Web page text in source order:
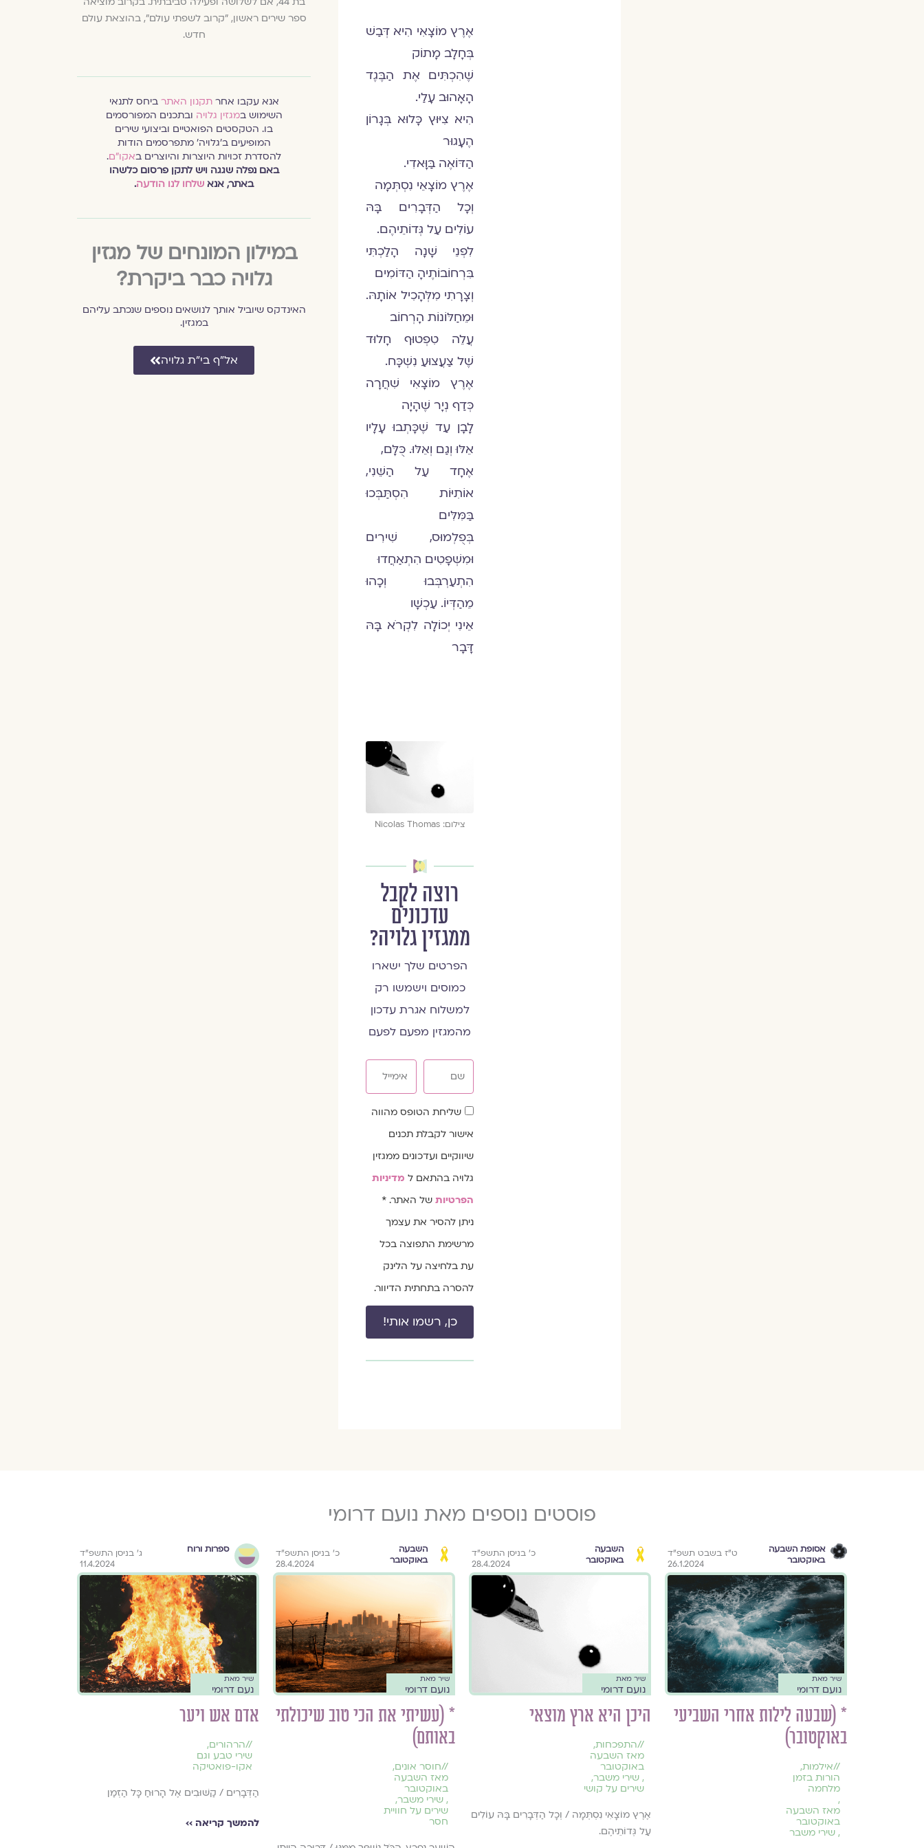
אֶרֶץ מוֹצָאִי הִיא דְּבַשׁ
בְּחָלָב מָתוֹק
שֶׁהִכְתִּים אֶת הַבֶּגֶד
הָאָהוּב עָלַי.
הִיא צִיּוּץ כָּלוּא בְּגָרוֹן
הֶעָגוּר
הַדּוֹאֶה בַּוָּאדִי.
אֶרֶץ מוֹצָאֵי נִסְתְּמָה
וְכָל הַדְּבָרִים בָּהּ
עוֹלִים עַל גְּדוֹתֵיהֶם.
לִפְנֵי שָׁנָה הָלַכְתִּי
בִּרְחוֹבוֹתֶיהָ הַדּוֹמִים
וְצָרָתִי מִלְּהָכִיל אוֹתָהּ.
וּמֵחַלּוֹנוֹת הָרְחוֹב
עֲלֵה טִפְטוּף חָלוּד
שֶׁל צַעֲצוּעַ נִשְׁכָּח.
אֶרֶץ מוֹצָאִי שִׁחֲרָה
כְּדַף נְיָר שֶׁהָיָה
לָבָן עַד שֶׁכָּתְבוּ עָלָיו
אֵלּוּ וְגַם וְאֵלּוּ. כֻּלָּם,
אֶחָד עַל הַשֵּׁנִי,
אוֹתִיּוֹת הִסְתַּבְּכוּ
בַּמִּלִּים
בְּפֻלְמוּס, שִׁירִים
וּמִשְּׁפָטִים הִתְאַחֲדוּ
הִתְעַרְבְּבוּ וְכָהוּ
מֵהַדְּיוֹ. עַכְשָׁו
אֵינִי יְכוֹלָה לִקְרֹא בָּהּ
דָּבָר
צילום: Nicolas Thomas
רוצה לקבל
עדכונים
ממגזין גלויה?
הפרטים שלך ישארו
כמוסים וישמשו רק
למשלוח אגרת עדכון
מהמגזין מפעם לפעם
שדהשליחת הטופס מהווה
אישור לקבלת תכנים
שיווקיים ועדכונים ממגזין
גלויה בהתאם למדיניות
הפרטיותשל האתר. *
ניתן להסיר את עצמך
מרשימת התפוצה בכל
עת בלחיצה על הלינק
להסרה בתחתית הדיוור.
כן, רשמו אותי!
ספר שירים ראשון, "קרוב לשפתי עולם", בהוצאת עולם
חדש.
אנא עקבו אחרתקנון האתר ביחס לתנאי
השימוש במגזין גלויה ובתכנים המפורסמים
בו. הטקסטים הפואטיים וביצועי שירים
המופיעים ב׳גלויה׳ מתפרסמים הודות
להסדרת זכויות היוצרות והיוצרים באקו״ם.
באם נפלה שגגה ויש לתקן פרסום כלשהו
באתר, אנא שלחו לנו הודעה.
במילון המונחים של מגזין
גלויה כבר ביקרת?
האינדקס שיוביל אותך לנושאים נוספים שנכתב עליהם
במגזין.
אל״ף בי״ת גלויה
פוסטים נוספים מאת נועם דרומי
אסופת השבעה
באוקטובר
ט״ז בשבט תשפ״ד
26.1.2024
שיר מאת
נועם דרומי
* (שבעה לילות אחרי השביעי
באוקטובר)
//אילמות,
הורות בזמן
מלחמה
,
מאז השבעה
באוקטובר
, שירי משבר
השבעה
באוקטובר
כ׳ בניסן התשפ״ד
28.4.2024
שיר מאת
נועם דרומי
היכן היא ארץ מוצאי
//התפכחות,
מאז השבעה
באוקטובר
, שירי משבר,
שירים על קושי
אֶרֶץ מוֹצָאִי נִסְתְּמָה / וְכָל הַדְּבָרִים בָּהּ עוֹלִים
עַל גְּדוֹתֵיהֶם.
השבעה
באוקטובר
כ׳ בניסן התשפ״ד
28.4.2024
שיר מאת
נועם דרומי
* (עשיתי את הכי טוב שיכולתי
באותם)
//חוסר אונים,
מאז השבעה
באוקטובר
, שירי משבר,
שירים על חוויית
חסר
ספרות ורוח
ג׳ בניסן התשפ״ד
11.4.2024
שיר מאת
נעם דרומי
אדם אש ויער
//הרהורים,
שירי טבע וגם
אקו-פואטיקה
הַדְּבָרִים / קַשּׁוּבִים אֶל הָרוּחַ כָּל הַזְּמַן
להמשך קריאה ››